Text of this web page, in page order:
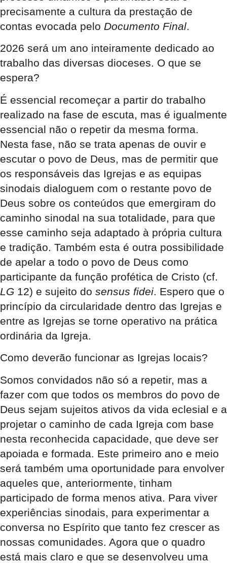
precisamente a cultura da prestação de
contas evocada pelo Documento Final.
2026 será um ano inteiramente dedicado ao
trabalho das diversas dioceses. O que se
espera?
É essencial recomeçar a partir do trabalho
realizado na fase de escuta, mas é igualmente
essencial não o repetir da mesma forma.
Nesta fase, não se trata apenas de ouvir e
escutar o povo de Deus, mas de permitir que
os responsáveis das Igrejas e as equipas
sinodais dialoguem com o restante povo de
Deus sobre os conteúdos que emergiram do
caminho sinodal na sua totalidade, para que
esse caminho seja adaptado à própria cultura
e tradição. Também esta é outra possibilidade
de apelar a todo o povo de Deus como
participante da função profética de Cristo (cf.
LG 12) e sujeito do sensus fidei. Espero que o
princípio da circularidade dentro das Igrejas e
entre as Igrejas se torne operativo na prática
ordinária da Igreja.
Como deverão funcionar as Igrejas locais?
Somos convidados não só a repetir, mas a
fazer com que todos os membros do povo de
Deus sejam sujeitos ativos da vida eclesial e a
projetar o caminho de cada Igreja com base
nesta reconhecida capacidade, que deve ser
apoiada e formada. Este primeiro ano e meio
será também uma oportunidade para envolver
aqueles que, anteriormente, tinham
participado de forma menos ativa. Para viver
experiências sinodais, para experimentar a
conversa no Espírito que tanto fez crescer as
nossas comunidades. Agora que o quadro
está mais claro e que se desenvolveu uma